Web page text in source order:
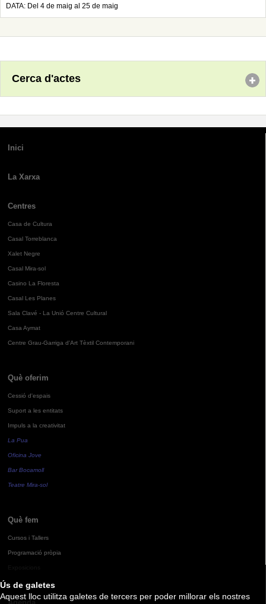
Ús de galetes
Aquest lloc utilitza galetes de tercers per poder millorar els nostres
DATA: Del 4 de maig al 25 de maig
Cerca d'actes
Inici
La Xarxa
Centres
Casa de Cultura
Casal Torreblanca
Xalet Negre
Casal Mira-sol
Casino La Floresta
Casal Les Planes
Sala Clavé - La Unió Centre Cultural
Casa Aymat
Centre Grau-Garriga d'Art Tèxtil Contemporani
Què oferim
Cessió d'espais
Suport a les entitats
Impuls a la creativitat
La Pua
Oficina Jove
Bar Bocamoll
Teatre Mira-sol
Què fem
Cursos i Tallers
Programació pròpia